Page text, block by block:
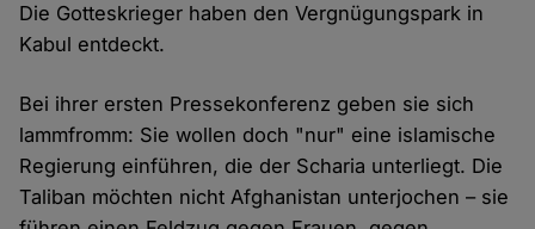
Die Gotteskrieger haben den Vergnügungspark in
Kabul entdeckt.
Bei ihrer ersten Pressekonferenz geben sie sich
lammfromm: Sie wollen doch "nur" eine islamische
Regierung einführen, die der Scharia unterliegt. Die
Taliban möchten nicht Afghanistan unterjochen – sie